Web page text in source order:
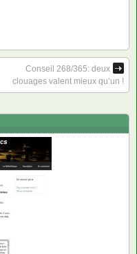
Conseil 268/365: deux
clouages valent mieux qu’un !